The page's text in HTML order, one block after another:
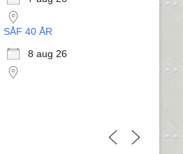
SÅF 40 ÅR
8 aug 26